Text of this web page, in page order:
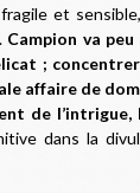
et
Campion va
;
affaire de
de l’intrigue,
dans la